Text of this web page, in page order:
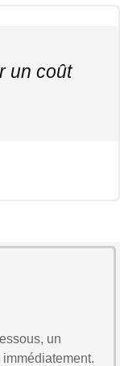
un coût
un